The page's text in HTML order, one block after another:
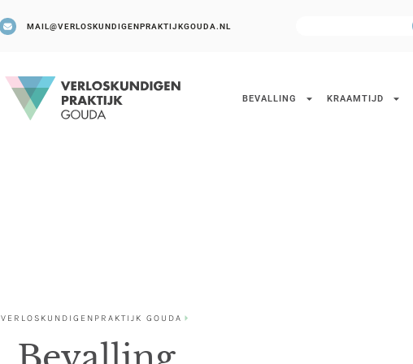
MAIL@VERLOSKUNDIGENPRAKTIJKGOUDA.NL
BEVALLING KRAAMTIJD
VERLOSKUNDIGENPRAKTIJK GOUDA